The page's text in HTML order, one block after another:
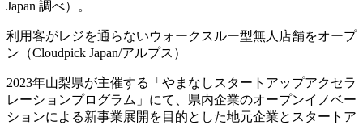
Japan 調べ）。
利用客がレジを通らないウォークスルー型無人店舗をオープ
ン（Cloudpick Japan/アルプス）
2023年山梨県が主催する「やまなしスタートアップアクセラ
レーションプログラム」にて、県内企業のオープンイノベー
ションによる新事業展開を目的とした地元企業とスタートア